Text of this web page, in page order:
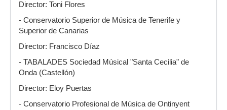
Director: Toni Flores
- Conservatorio Superior de Música de Tenerife y
Superior de Canarias
Director: Francisco Díaz
- TABALADES Sociedad Músical "Santa Cecilia" de
Onda (Castellón)
Director: Eloy Puertas
- Conservatorio Profesional de Música de Ontinyent